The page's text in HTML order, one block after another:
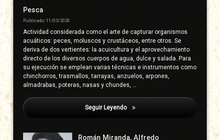
derecha
Pesca
Publicado: 11/03/2020
Actividad considerada como el arte de capturar organismos
acuáticos: peces, moluscos y crustáceos, entre otros. Se
deriva de dos vertientes: la acuicultura y el aprovechamiento
directo de los diversos cuerpos de agua, dulce y salada. Para
su ejecución se emplean varias técnicas e instrumentos como
chinchorros, trasmallos, tarrayas, anzuelos, arpones,
almadrabas, poteras, nasas y chundes, …
Seguir Leyendo Tepeguaje
Román Miranda, Alfredo